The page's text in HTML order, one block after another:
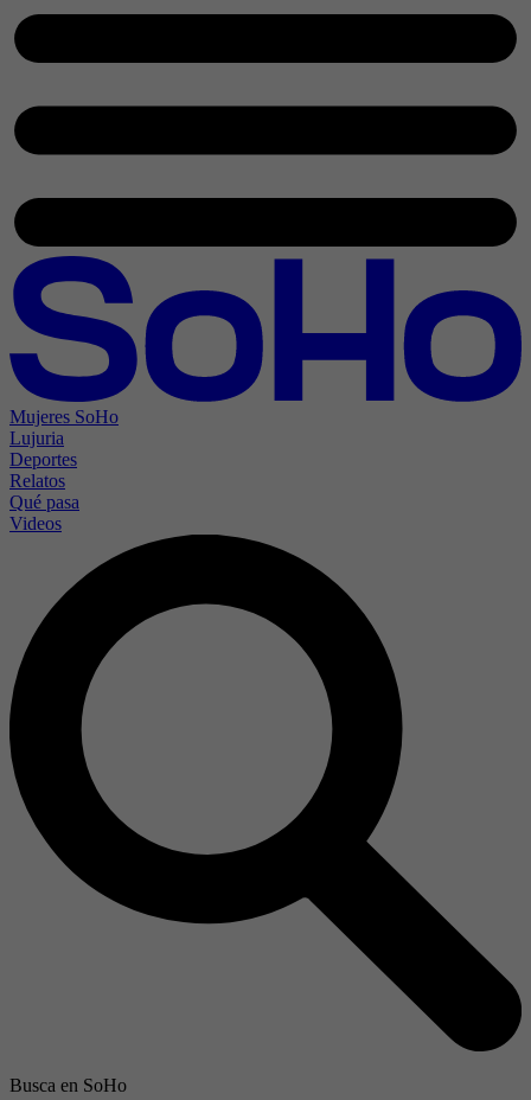
Mujeres SoHo
Lujuria
Deportes
Relatos
Qué pasa
Videos
Busca en SoHo